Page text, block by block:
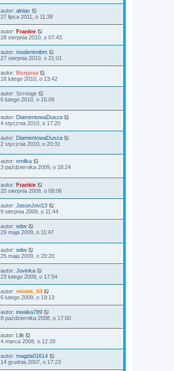
autor: alniac
27 lipca 2011, o 11:38
autor: Frankie
28 sierpnia 2010, o 07:43
autor: studentmibm
27 sierpnia 2010, o 21:01
autor: Bonjova
18 lutego 2010, o 13:42
autor: Scrooge
6 lutego 2010, o 15:09
autor: DiamentowaDusza
4 stycznia 2010, o 17:20
autor: DiamentowaDusza
2 stycznia 2010, o 20:31
autor: emilka
3 października 2009, o 18:24
autor: Frankie
20 sierpnia 2009, o 08:06
autor: JasonJovi13
9 sierpnia 2009, o 11:44
autor: witw
29 maja 2009, o 11:47
autor: witw
25 maja 2009, o 20:20
autor: Jovinka
23 lutego 2009, o 17:54
autor: misiek_93
6 lutego 2009, o 19:13
autor: ewaika789
8 października 2008, o 17:50
autor: Lilit
4 marca 2008, o 12:28
autor: magda01614
14 grudnia 2007, o 17:23